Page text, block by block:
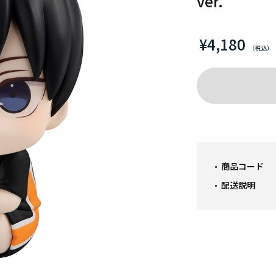
¥4,180
商品コード
配送説明